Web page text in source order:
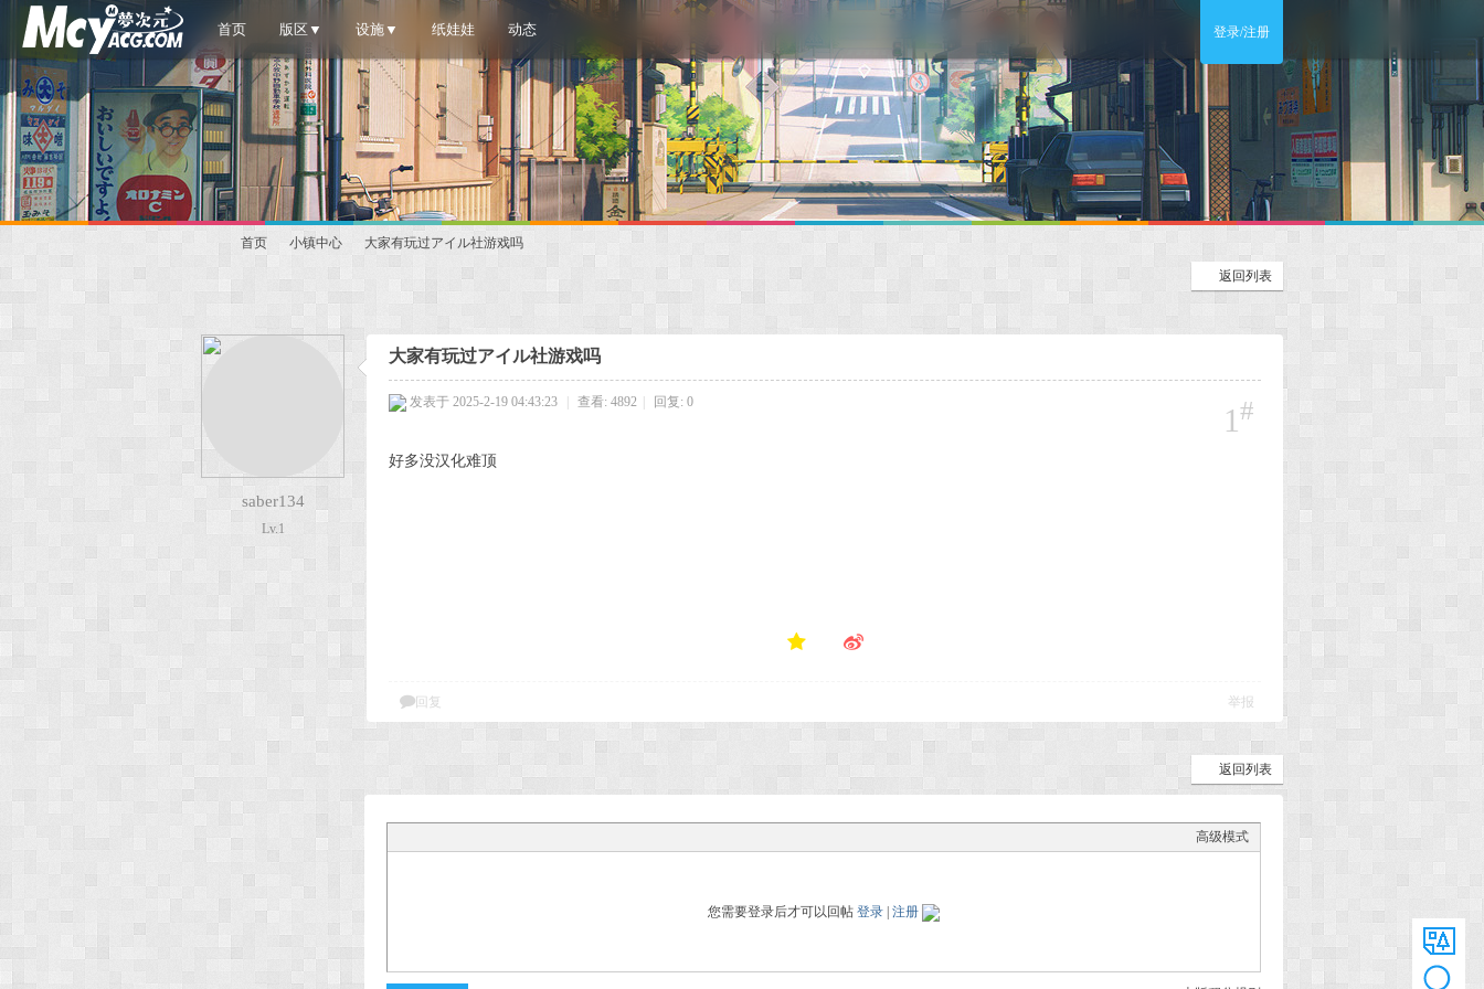
登录/注册
首页 版区▼ 设施▼ 纸娃娃 动态
梦
元
»
首页
›
小镇中心
›
大家有玩过アイル社游戏吗
返回列表
saber134
Lv.1
大家有玩过アイル社游戏吗
1 #
发表于 2025-2-19 04:43:23 查看: 4892 回复: 0
好多没汉化难顶
回复 举报
返回列表
高级模式
您需要登录后才可以回帖 登录 注册